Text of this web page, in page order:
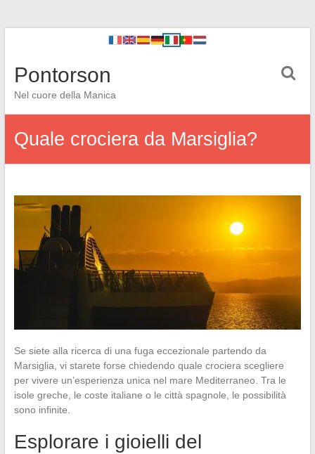
Pontorson
Nel cuore della Manica
Quale crociera da Marsiglia?
Se siete alla ricerca di una fuga eccezionale partendo da
Marsiglia, vi starete forse chiedendo quale crociera scegliere
per vivere un’esperienza unica nel mare Mediterraneo. Tra le
isole greche, le coste italiane o le città spagnole, le possibilità
sono infinite.
Esplorare i gioielli del